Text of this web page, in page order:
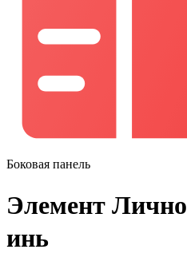
Боковая панель
Элемент
инь